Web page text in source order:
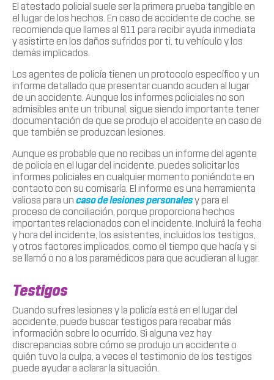
El atestado policial suele ser la primera prueba tangible en
el lugar de los hechos. En caso de accidente de coche, se
recomienda que llames al 911 para recibir ayuda inmediata
y asistirte en los daños sufridos por ti, tu vehículo y los
demás implicados.
Los agentes de policía tienen un protocolo específico y un
informe detallado que presentar cuando acuden al lugar
de un accidente. Aunque los informes policiales no son
admisibles ante un tribunal, sigue siendo importante tener
documentación de que se produjo el accidente en caso de
que también se produzcan lesiones.
Aunque es probable que no recibas un informe del agente
de policía en el lugar del incidente, puedes solicitar los
informes policiales en cualquier momento poniéndote en
contacto con su comisaría. El informe es una herramienta
valiosa para un caso de lesiones personalesy para el
proceso de conciliación, porque proporciona hechos
importantes relacionados con el incidente. Incluirá la fecha
y hora del incidente, los asistentes, incluidos los testigos,
y otros factores implicados, como el tiempo que hacía y si
se llamó o no a los paramédicos para que acudieran al lugar.
Testigos
Cuando sufres lesiones y la policía está en el lugar del
accidente, puede buscar testigos para recabar más
información sobre lo ocurrido. Si alguna vez hay
discrepancias sobre cómo se produjo un accidente o
quién tuvo la culpa, a veces el testimonio de los testigos
puede ayudar a aclarar la situación.